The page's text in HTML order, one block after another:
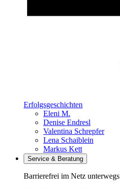
Erfolgsgeschichten
Eleni M.
Denise Endresl
Valentina Schrepfer
Lena Schaiblein
Markus Kett
Service & Beratung
Barrierefrei im Netz unterwegs